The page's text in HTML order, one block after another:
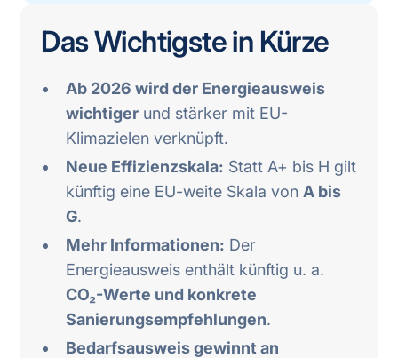
Das Wichtigste in Kürze
Ab 2026 wird der Energieausweis
wichtiger und stärker mit EU-
Klimazielen verknüpft.
Neue Effizienzskala: Statt A+ bis H gilt
künftig eine EU-weite Skala von A bis
G.
Mehr Informationen: Der
Energieausweis enthält künftig u. a.
CO₂-Werte und konkrete
Sanierungsempfehlungen.
Bedarfsausweis gewinnt an